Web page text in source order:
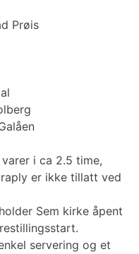
Prøis
i ca 2.5 time,
er ikke tillatt ved
Sem kirke åpent
servering og et